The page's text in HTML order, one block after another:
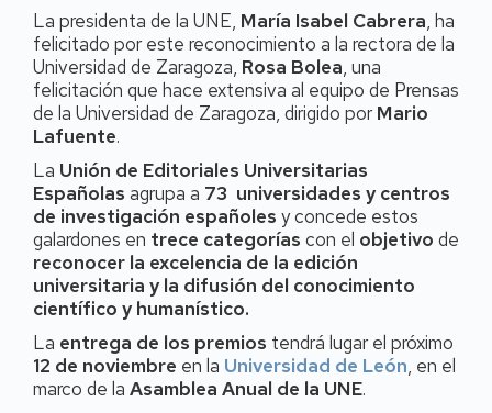
La presidenta de la UNE, María Isabel Cabrera, ha
felicitado por este reconocimiento a la rectora de la
Universidad de Zaragoza, Rosa Bolea, una
felicitación que hace extensiva al equipo de Prensas
de la Universidad de Zaragoza, dirigido por Mario
Lafuente.
La Unión de Editoriales Universitarias
Españolas agrupa a 73 universidades y centros
de investigación españoles y concede estos
galardones en trece categorías con el objetivo de
reconocer la excelencia de la edición
universitaria y la difusión del conocimiento
científico y humanístico.
La entrega de los premios tendrá lugar el próximo
12 de noviembre en la Universidad de León, en el
marco de la Asamblea Anual de la UNE.